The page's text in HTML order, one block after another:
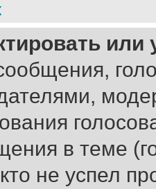
в теме
не успел